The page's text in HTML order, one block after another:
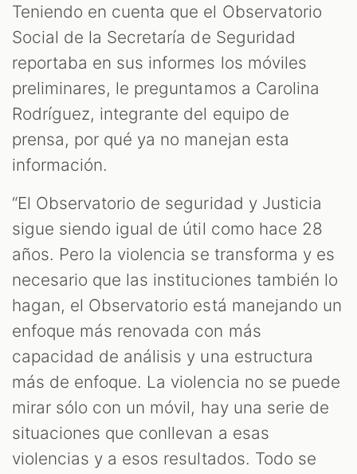
Teniendo en cuenta que el Observatorio
Social de la Secretaría de Seguridad
reportaba en sus informes los móviles
preliminares, le preguntamos a Carolina
Rodríguez, integrante del equipo de
prensa, por qué ya no manejan esta
información.
“El Observatorio de seguridad y Justicia
sigue siendo igual de útil como hace 28
años. Pero la violencia se transforma y es
necesario que las instituciones también lo
hagan, el Observatorio está manejando un
enfoque más renovada con más
capacidad de análisis y una estructura
más de enfoque. La violencia no se puede
mirar sólo con un móvil, hay una serie de
situaciones que conllevan a esas
violencias y a esos resultados. Todo se